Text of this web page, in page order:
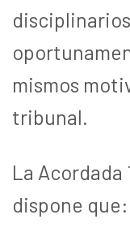
mismos
tribunal.
La Acordada
dispone que: